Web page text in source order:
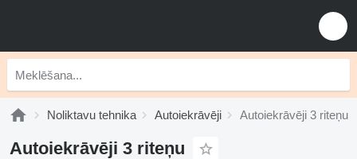
Noliktavu tehnika Autoiekrāvēji Autoiekrāvēji 3 riteņu
Autoiekrāvēji 3 riteņu